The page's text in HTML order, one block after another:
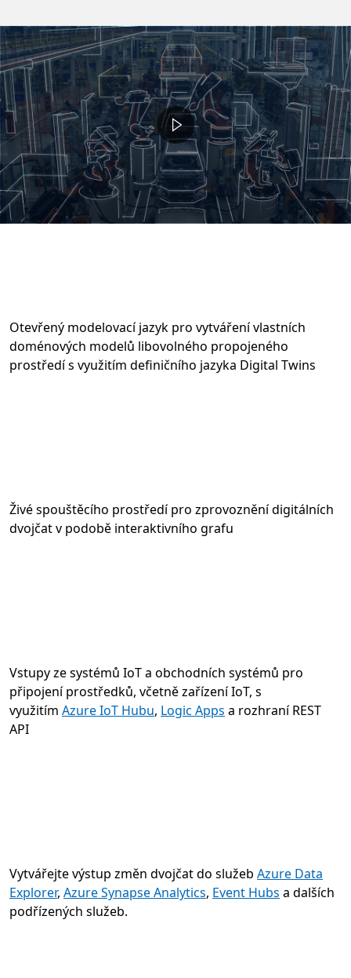
Video container
Otevřený modelovací jazyk pro vytváření vlastních
doménových modelů libovolného propojeného
prostředí s využitím definičního jazyka Digital Twins
Živé spouštěcího prostředí pro zprovoznění digitálních
dvojčat v podobě interaktivního grafu
Vstupy ze systémů IoT a obchodních systémů pro
připojení prostředků, včetně zařízení IoT, s
využitím Azure IoT Hubu, Logic Apps a rozhraní REST
API
Vytvářejte výstup změn dvojčat do služeb Azure Data
Explorer, Azure Synapse Analytics, Event Hubs a dalších
podřízených služeb.